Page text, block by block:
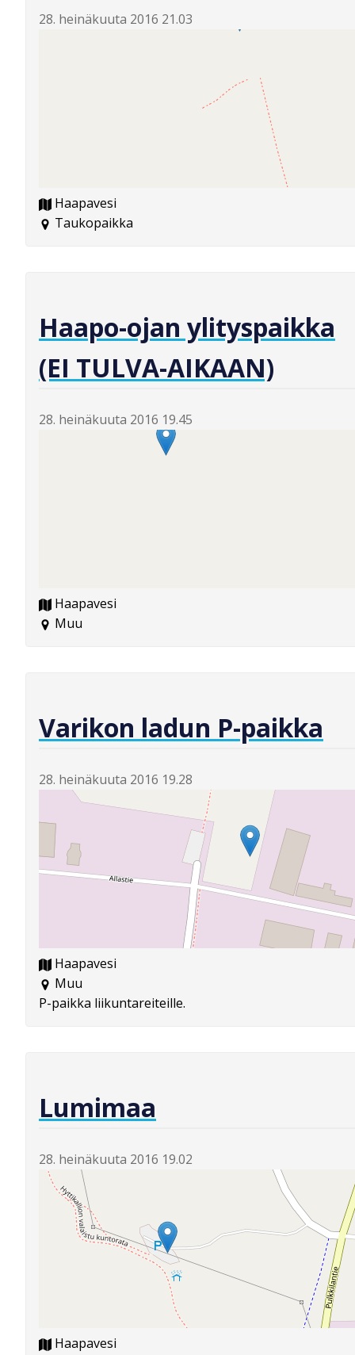
28. heinäkuuta 2016 21.03
Haapavesi
Taukopaikka
Haapo-ojan ylityspaikka
(EI TULVA-AIKAAN)
28. heinäkuuta 2016 19.45
Haapavesi
Muu
Varikon ladun P-paikka
28. heinäkuuta 2016 19.28
Haapavesi
Muu
P-paikka liikuntareiteille.
Lumimaa
28. heinäkuuta 2016 19.02
Haapavesi